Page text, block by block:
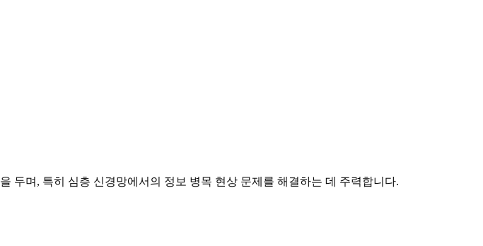
두며, 특히 심층 신경망에서의 정보 병목 현상 문제를 해결하는 데 주력합니다.